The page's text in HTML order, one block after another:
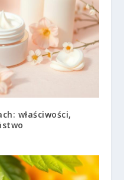
właściwości,